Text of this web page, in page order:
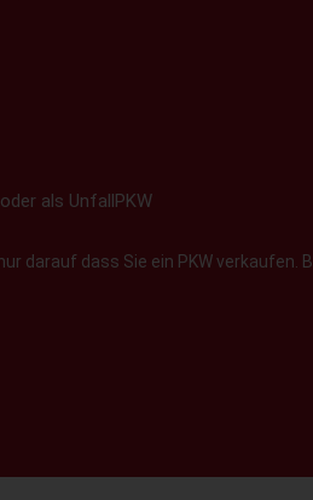
als UnfallPKW
darauf dass Sie ein PKW verkaufen.